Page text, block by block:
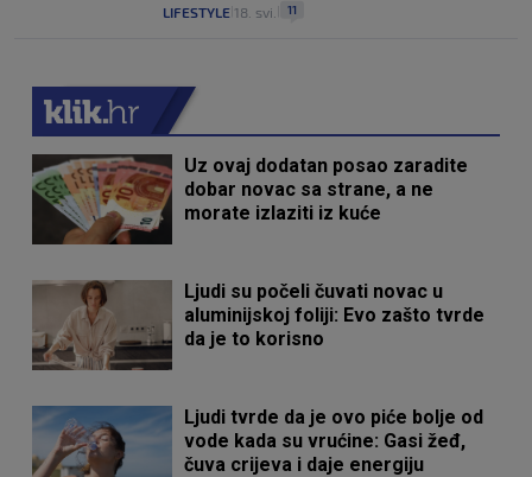
LIFESTYLE 18. svi. 11
Uz ovaj dodatan posao zaradite
dobar novac sa strane, a ne
morate izlaziti iz kuće
Ljudi su počeli čuvati novac u
aluminijskoj foliji: Evo zašto tvrde
da je to korisno
Ljudi tvrde da je ovo piće bolje od
vode kada su vrućine: Gasi žeđ,
čuva crijeva i daje energiju